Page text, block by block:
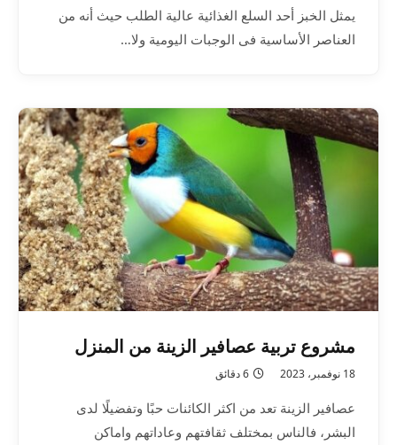
يمثل الخبز أحد السلع الغذائية عالية الطلب حيث أنه من
العناصر الأساسية فى الوجبات اليومية ولا…
مشروع تربية عصافير الزينة من المنزل
18 نوفمبر، 2023 6 دقائق
عصافير الزينة تعد من اكثر الكائنات حبًا وتفضيلًا لدى
البشر، فالناس بمختلف ثقافتهم وعاداتهم واماكن